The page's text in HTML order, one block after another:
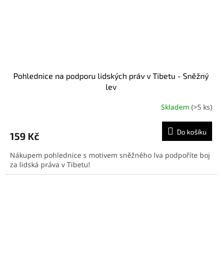
Pohlednice na podporu lidských práv v Tibetu - Sněžný
lev
Skladem (>5 ks)
159 Kč Do košíku
Nákupem pohlednice s motivem sněžného lva podpoříte boj
za lidská práva v Tibetu!